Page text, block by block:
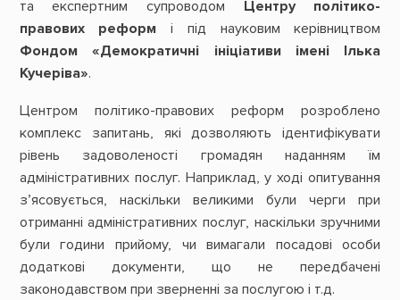
та експертним супроводом Центру політико-
правових реформі під науковим керівництвом
Фондом «Демократичні ініціативи імені Ілька
Кучеріва».
Центром політико-правових реформ розроблено
комплекс запитань, які дозволяють ідентифікувати
рівень задоволеності громадян наданням їм
адміністративних послуг. Наприклад, у ході опитування
з’ясовується, наскільки великими були черги при
отриманні адміністративних послуг, наскільки зручними
були години прийому, чи вимагали посадові особи
додаткові документи, що не передбачені
законодавством при зверненні за послугою і т.д.